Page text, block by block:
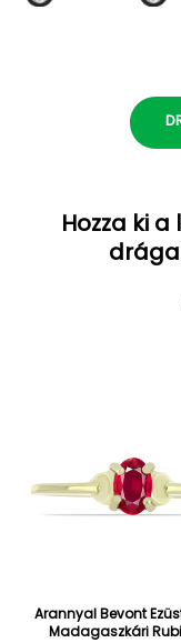
Hozza ki
Arannyal Bevont
Madagaszkári